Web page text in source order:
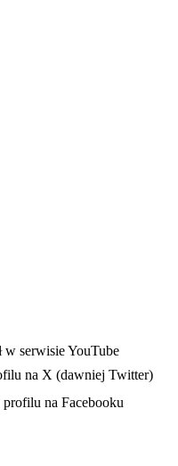
karcie
w serwisie YouTube
na X (dawniej Twitter)
karcie
profilu na Facebooku